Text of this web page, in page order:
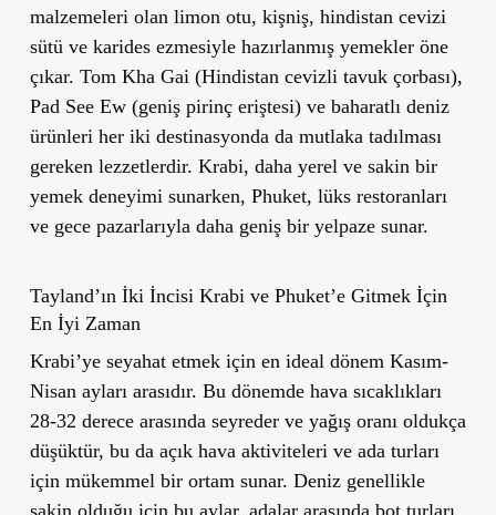
malzemeleri olan limon otu, kişniş, hindistan cevizi
sütü ve karides ezmesiyle hazırlanmış yemekler öne
çıkar. Tom Kha Gai (Hindistan cevizli tavuk çorbası),
Pad See Ew (geniş pirinç eriştesi)ve baharatlı deniz
ürünleri her iki destinasyonda da mutlaka tadılması
gereken lezzetlerdir. Krabi, daha yerel ve sakin bir
yemek deneyimi sunarken, Phuket, lüks restoranları
ve gece pazarlarıyla daha geniş bir yelpaze sunar.
Tayland’ın İki İncisi Krabi ve Phuket’e Gitmek İçin
En İyi Zaman
Krabi’ye seyahat etmek için en ideal dönem Kasım-
Nisanayları arasıdır. Bu dönemde hava sıcaklıkları
28-32 derece arasında seyreder ve yağış oranı oldukça
düşüktür, bu da açık hava aktiviteleri ve ada turları
için mükemmel bir ortam sunar. Deniz genellikle